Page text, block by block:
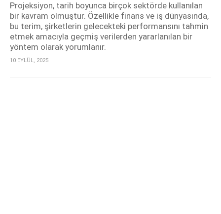
Projeksiyon, tarih boyunca birçok sektörde kullanılan
bir kavram olmuştur. Özellikle finans ve iş dünyasında,
bu terim, şirketlerin gelecekteki performansını tahmin
etmek amacıyla geçmiş verilerden yararlanılan bir
yöntem olarak yorumlanır.
10 EYLÜL, 2025